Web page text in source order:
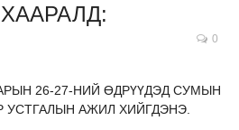
0
26-27-НИЙ ӨДРҮҮДЭД СУМЫН
АЖИЛ ХИЙГДЭНЭ.